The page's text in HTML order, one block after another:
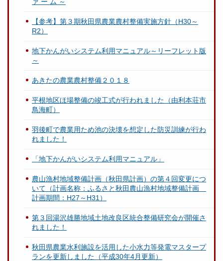
【参考】第３期秋田県農業農村整備実施方針（H30～
R2）
地下かんがいシステム利用マニュアル～リーフレット版
～
あきたの農業農村整備２０１８
平根地区ほ場整備の竣工式が行われました（由利本荘市
鳥海町）
羽後町で農業用ため池の決壊を想定した防災訓練が行わ
れました！
「地下かんがいシステム利用マニュアル」
農山漁村地域整備計画（秋田県計画）の第４回変更につ
いて（計画名称：ふるさと秋田農山漁村地域整備計画
計画期間：H27～H31）
第３回湯沢雄勝地域土地改良区統合整備研究会が開催さ
れました！
秋田県農業水利施設を活用した小水力等発電マスタープ
ランを更新しました（平成30年4月更新）